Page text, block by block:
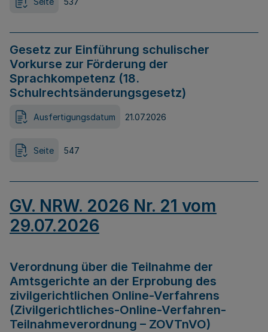
Gesetz zur Einführung schulischer
Vorkurse zur Förderung der
Sprachkompetenz (18.
Schulrechtsänderungsgesetz)
Ausfertigungsdatum 21.07.2026
Seite 547
GV. NRW. 2026 Nr. 21 vom
29.07.2026
Verordnung über die Teilnahme der
Amtsgerichte an der Erprobung des
zivilgerichtlichen Online-Verfahrens
(Zivilgerichtliches-Online-Verfahren-
Teilnahmeverordnung – ZOVTnVO)